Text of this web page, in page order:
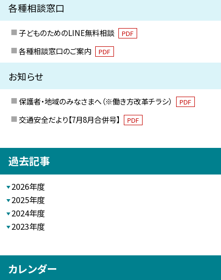
各種相談窓口
子どものためのLINE無料相談 PDF
各種相談窓口のご案内 PDF
お知らせ
保護者・地域のみなさまへ（※働き方改革チラシ） PDF
交通安全だより【7月8月合併号】 PDF
過去記事
2026年度
2025年度
2024年度
2023年度
カレンダー